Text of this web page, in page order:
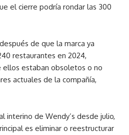
el cierre podría rondar las 300
de que la marca ya
restaurantes en 2024,
ellos estaban obsoletos o no
actuales de la compañía,
interino de Wendy’s desde julio,
es eliminar o reestructurar